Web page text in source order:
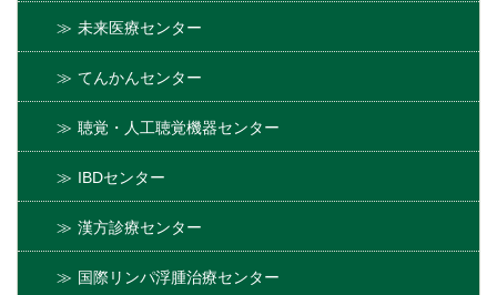
未来医療センター
てんかんセンター
聴覚・人工聴覚機器センター
IBDセンター
漢方診療センター
国際リンパ浮腫治療センター